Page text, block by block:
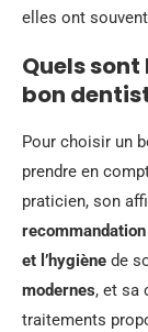
elles ont
Quels
bon
Pour choisir un
prendre en
praticien, son
recommandation
et l’hygiène de
modernes, et sa
traitements